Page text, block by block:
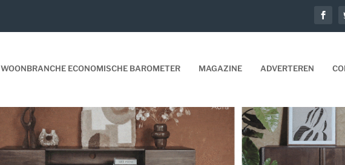
WOONBRANCHE ECONOMISCHE BAROMETER MAGAZINE ADVERTEREN